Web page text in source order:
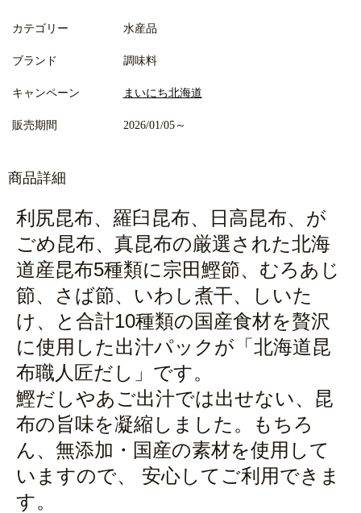
カテゴリー 水産品
ブランド 調味料
キャンペーン まいにち北海道
販売期間 2026/01/05～
商品詳細
利尻昆布、羅臼昆布、日高昆布、が
ごめ昆布、真昆布の厳選された北海
道産昆布5種類に宗田鰹節、むろあじ
節、さば節、いわし煮干、しいた
け、と合計10種類の国産食材を贅沢
に使用した出汁パックが「北海道昆
布職人匠だし」です。
鰹だしやあご出汁では出せない、昆
布の旨味を凝縮しました。もちろ
ん、無添加・国産の素材を使用して
いますので、 安心してご利用できま
す。